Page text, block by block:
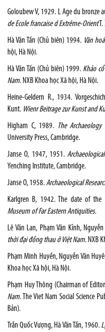
Goloubew V, 1929. L Age du bronze
de Ecole francaise d Extrême-OrientT.
Hà Văn Tấn (Chủ biên) 1994. Văn
hội, Hà Nội.
Hà Văn Tấn (Chủ biên) 1999. Khảo
Nam. NXB Khoa học Xã hội, Hà Nội.
Heine-Geldern R., 1934.
Kunt. Wienr Beitrage zur Kunst and
Higham C, 1989. The
University Press, Cambridge.
Janse O, 1947, 1951.
Yenching Institute, Cambridge.
Janse O, 1958.Archaeological
Karlgren B, 1942. The date of the
Museum of Far Eastern Antiquities.
Lê Văn Lan, Phạm Văn Kỉnh,
thời đại đồng thau ở Việt Nam. NXB
Phạm Minh Huyền, Nguyễn Văn
Khoa học Xã hội, Hà Nội.
Phạm Huy Thông (Chairman of
Nam. The Viet Nam Social Science
Bản).
Trần Quốc Vượng, Hà Văn Tấn, 1960.